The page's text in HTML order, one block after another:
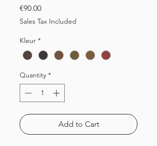
€90.00Price
Sales Tax Included
Kleur *
Quantity *
Add to Cart